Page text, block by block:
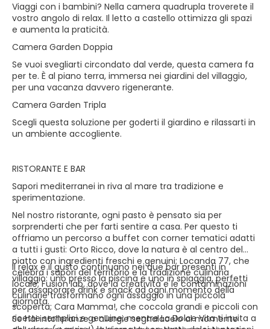
Viaggi con i bambini? Nella camera quadrupla troverete il
vostro angolo di relax. Il letto a castello ottimizza gli spazi
e aumenta la praticità.
Camera Garden Doppia
Se vuoi svegliarti circondato dal verde, questa camera fa
per te. È al piano terra, immersa nei giardini del villaggio,
per una vacanza davvero rigenerante.
Camera Garden Tripla
Scegli questa soluzione per goderti il giardino e rilassarti in
un ambiente accogliente.
RISTORANTE E BAR
Sapori mediterranei in riva al mare tra tradizione e
sperimentazione.
Nel nostro ristorante, ogni pasto è pensato sia per
sorprenderti che per farti sentire a casa. Per questo ti
offriamo un percorso a buffet con corner tematici adatti
a tutti i gusti: Orto Ricco, dove la natura è al centro del
piatto con ingredienti freschi e genuini; Locanda 77, che
celebra i sapori del territorio e la tradizione culinaria
locale; Fusion lab, dove la creatività e le contaminazioni
culinarie trasformano ogni assaggio in una piccola
scoperta; Cara Mamma!, che coccola grandi e piccoli con
ricette semplici e genuine; mentre La Dolce Vita ti invita a
Il relax e il gusto continuano nei due bar presenti in
villaggio: uno presso la piscina e uno in spiaggia, perfetti
per assaporare drink e snack ad ogni momento della
giornata.
Se hai intolleranze o allergie segnalacelo al momento